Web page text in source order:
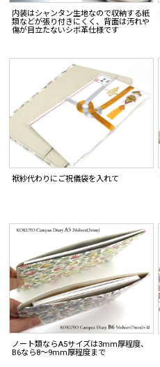
内装はシャンタン生地なので収納する紙
類などが張り付きにくく、背面は汚れや
傷が目立たないシボ革仕様です
袱紗代わりにご祝儀袋を入れて
ノート類ならA5サイズは3mm厚程度、
B6なら8〜9mm厚程度まで